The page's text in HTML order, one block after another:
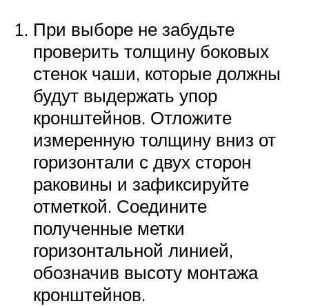
При выборе не забудьте
проверить толщину боковых
стенок чаши, которые должны
будут выдержать упор
кронштейнов. Отложите
измеренную толщину вниз от
горизонтали с двух сторон
раковины и зафиксируйте
отметкой. Соедините
полученные метки
горизонтальной линией,
обозначив высоту монтажа
кронштейнов.